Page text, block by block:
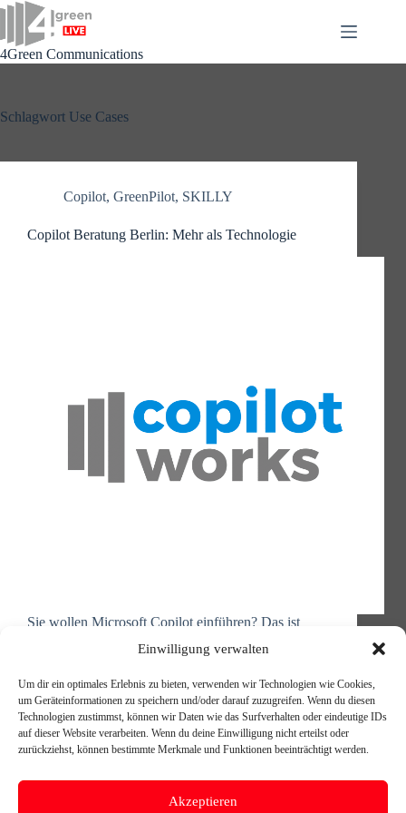
Einwilligung verwalten
Um dir ein optimales Erlebnis zu bieten, verwenden wir Technologien wie Cookies,
um Geräteinformationen zu speichern und/oder darauf zuzugreifen. Wenn du diesen
Technologien zustimmst, können wir Daten wie das Surfverhalten oder eindeutige IDs
auf dieser Website verarbeiten. Wenn du deine Einwilligung nicht erteilst oder
zurückziehst, können bestimmte Merkmale und Funktionen beeinträchtigt werden.
Akzeptieren
Zum
Inhalt
springen
4Green Communications
Schlagwort Use Cases
Copilot, GreenPilot, SKILLY
Copilot Beratung Berlin: Mehr als Technologie
Sie wollen Microsoft Copilot einführen? Das ist
Technologie zu aktivieren, ist nur der Anfang. Die
einzusetzen, dass Ihre Teams wirklich davon
profitieren, dass Prozesse tatsächlich effizienter
werden…
Michael Reischer
23. Oktober 2025